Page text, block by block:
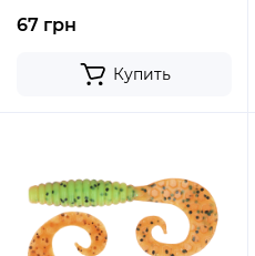
67 грн
Купить